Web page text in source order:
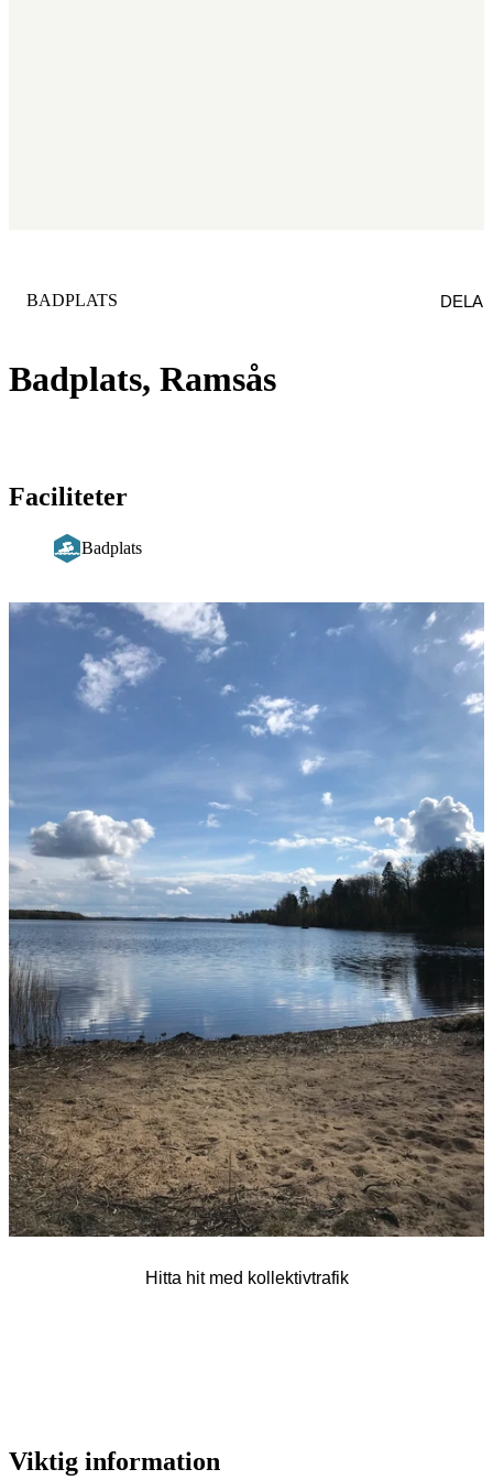
Badplats, Ramsås
KATEGORI:
BADPLATS DELA
Faciliteter
Badplats
Bildspel
Hitta hit med kollektivtrafik
Viktig information